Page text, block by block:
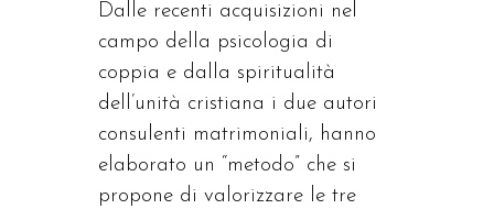
Dalle recenti acquisizioni nel
campo della psicologia di
coppia e dalla spiritualità
dell’unità cristiana i due autori
consulenti matrimoniali, hanno
elaborato un “metodo” che si
propone di valorizzare le tre